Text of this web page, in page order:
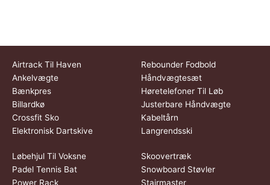
Airtrack Til Haven
Ankelvægte
Bænkpres
Billardkø
Crossfit Sko
Elektronisk Dartskive
Rebounder Fodbold
Håndvægtesæt
Høretelefoner Til Løb
Justerbare Håndvægte
Kabeltårn
Langrendsski
Løbehjul Til Voksne
Padel Tennis Bat
Power Rack
Skoovertræk
Snowboard Støvler
Stairmaster